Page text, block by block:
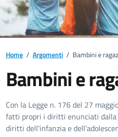
Home / Argomenti / Bambini e
Bambini e
Dettagli
Con la Legge n. 176 del 27
fatti propri i diritti enunciati dalla
diritti dell'infanzia e